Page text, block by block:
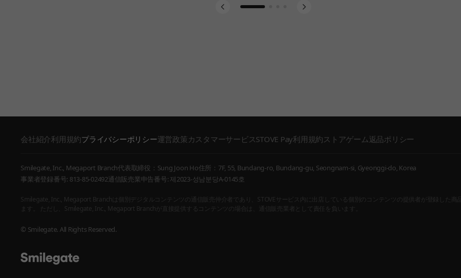
Go to slide 1Go to slide 2
Go to slide 3
Go to slide 4
会社紹介利用規約プライバシーポリシー運営政策 カスタマーサービスSTOVE Pay利用規約ストアゲーム返品ポリシー
Smilegate, Inc., Megaport Branch代表取締役：Sung Joon Ho住所：7F, 55, Bundang-ro, Bundang-gu, Seongnam-si, Gyeonggi-do, Korea
事業者登録番号: 813-85-02492通信販売業申告番号: 제2023-성남분당A-0145호
Smilegate, Inc., Megaport Branchは個別デジタルコンテンツの通信販売仲介者であり、STOVEサービス内に出店している個別のコンテンツの提供者が登録した
ます。 ただし、Smilegate, Inc., Megaport Branchが直接提供するコンテンツの場合は、通信販売業者として責任を負います。
© Smilegate. All Rights Reserved.